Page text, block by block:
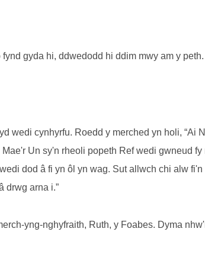
gyda hi, ddwedodd hi ddim mwy am y peth.
wedi cynhyrfu. Roedd y merched yn holi, “Ai
Mae'r Un sy'n rheoli popeth Refwedi gwneud fy
dod â fi yn ôl yn wag. Sut allwch chi alw fi'n
drwg arna i.”
yng-nghyfraith, Ruth, y Foabes. Dyma